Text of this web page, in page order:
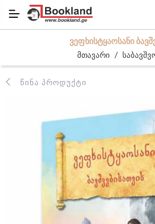
ᲕᲔᲤᲮᲘᲡᲢᲧᲐᲝᲡᲐᲜᲘ
მთავარი /
ᲬᲘᲜᲐ ᲞᲠᲝᲓᲣᲥᲢᲘ